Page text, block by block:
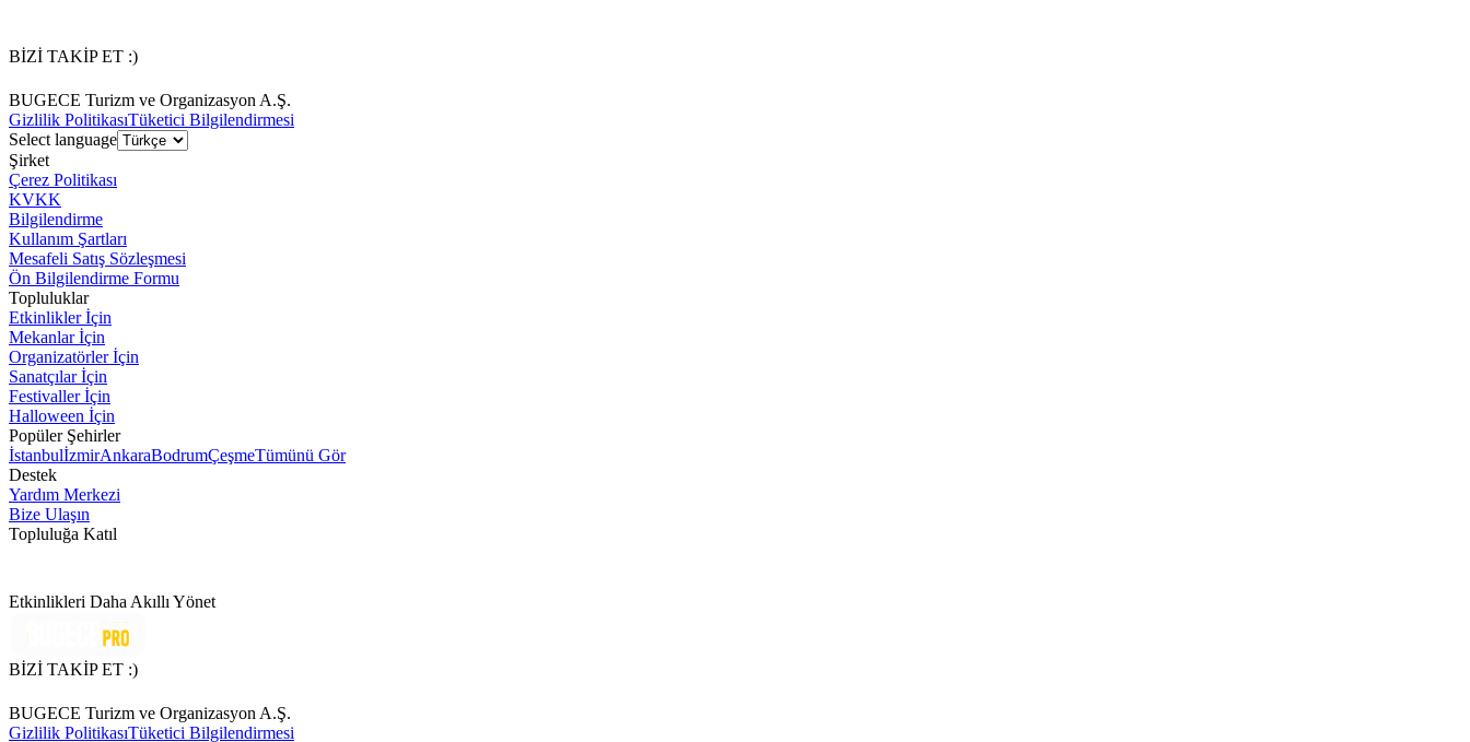
BİZİ TAKİP ET :)
BUGECE Turizm ve Organizasyon A.Ş.
Gizlilik PolitikasıTüketici Bilgilendirmesi
Select language
Şirket
Çerez Politikası
KVKK
Bilgilendirme
Kullanım Şartları
Mesafeli Satış Sözleşmesi
Ön Bilgilendirme Formu
Topluluklar
Etkinlikler İçin
Mekanlar İçin
Organizatörler İçin
Sanatçılar İçin
Festivaller İçin
Halloween İçin
Popüler Şehirler
İstanbulİzmirAnkaraBodrumÇeşmeTümünü Gör
Destek
Yardım Merkezi
Bize Ulaşın
Topluluğa Katıl
Etkinlikleri Daha Akıllı Yönet
BİZİ TAKİP ET :)
BUGECE Turizm ve Organizasyon A.Ş.
Gizlilik PolitikasıTüketici Bilgilendirmesi